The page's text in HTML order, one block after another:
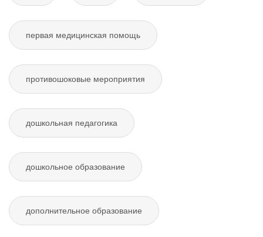
первая медицинская помощь
противошоковые мероприятия
дошкольная педагогика
дошкольное образование
дополнительное образование